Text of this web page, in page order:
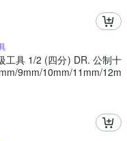
工具 1/2 (四分) DR. 公制十
9mm/10mm/11mm/12m
(4330M)